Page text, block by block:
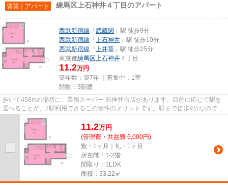
賃貸｜アパート 練馬区上石神井４丁目のアパート
西武新宿線 「 武蔵関 」駅 徒歩9分
西武新宿線 「 上石神井 」駅 徒歩10分
西武新宿線 「 上井草 」駅 徒歩25分
東京都練馬区上石神井 ４丁目
11.2万円
築年数：築7年 ｜募集中： 1室
階数：3階建
歩いて458mの場所に、業務スーパー 石神井台店があります。目的に応じて駅を
選べることが、2駅利用できるこの物件のメリットです。駅まで徒歩9分なので、
アクセスの良い物件です。こだ...
11.2万円
(管理費・共益費 6,000円)
敷：1ヶ月｜礼：1ヶ月
所在階：1-2階
間取り：1LDK
面積：33.22㎡